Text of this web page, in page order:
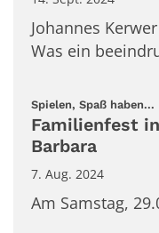
Johannes
Was ein
Spielen, Spaß haben...
Familienfest
Barbara
7. Aug. 2024
Am Samstag,